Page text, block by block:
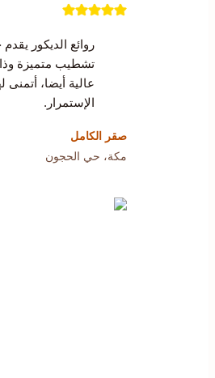
روائع الديكور
تشطيب متميزة
عالية أيضا، أتمنى
الإستمرار.
صقر الكامل
مكة، حي الحجون